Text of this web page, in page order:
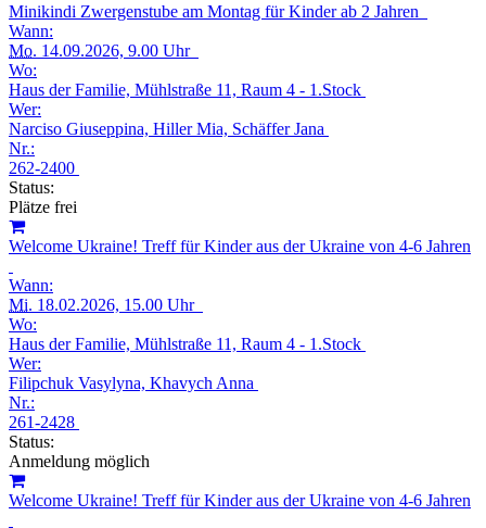
Minikindi Zwergenstube am Montag für Kinder ab 2 Jahren
Wann:
Mo. 14.09.2026, 9.00 Uhr
Wo:
Haus der Familie, Mühlstraße 11, Raum 4 - 1.Stock
Wer:
Narciso Giuseppina, Hiller Mia, Schäffer Jana
Nr.:
262-2400
Status:
Plätze frei
Welcome Ukraine! Treff für Kinder aus der Ukraine von 4-6 Jahren
Wann:
Mi. 18.02.2026, 15.00 Uhr
Wo:
Haus der Familie, Mühlstraße 11, Raum 4 - 1.Stock
Wer:
Filipchuk Vasylyna, Khavych Anna
Nr.:
261-2428
Status:
Anmeldung möglich
Welcome Ukraine! Treff für Kinder aus der Ukraine von 4-6 Jahren